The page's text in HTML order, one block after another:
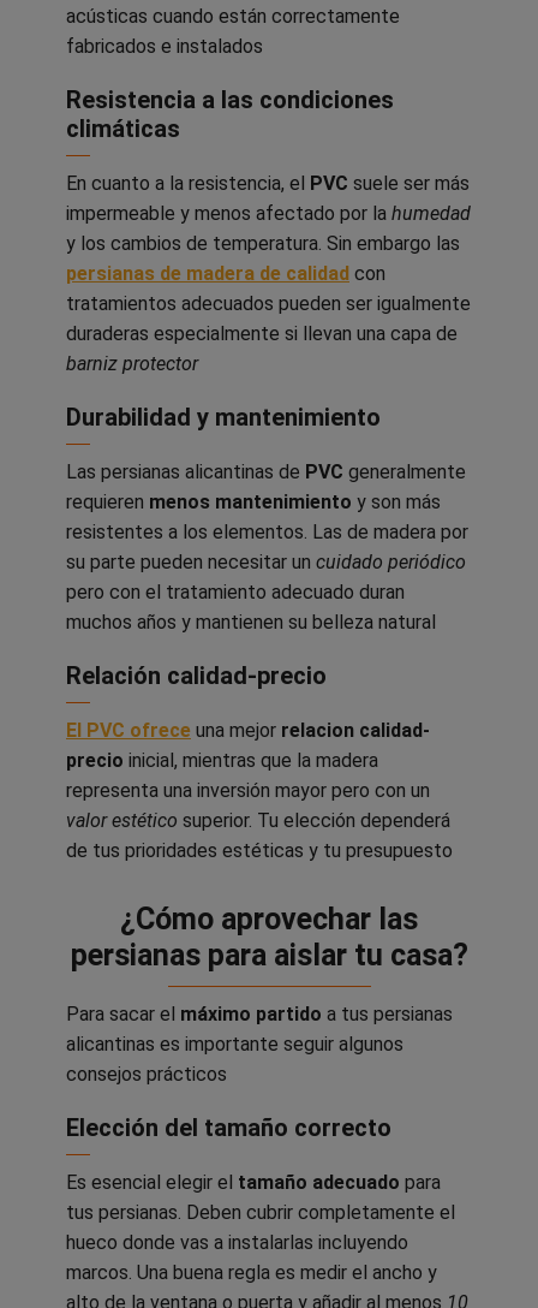
acústicas cuando están correctamente
fabricados e instalados
Resistencia a las condiciones
climáticas
En cuanto a la resistencia, el PVC suele ser más
impermeable y menos afectado por la humedad
y los cambios de temperatura. Sin embargo las
persianas de madera de calidad con
tratamientos adecuados pueden ser igualmente
duraderas especialmente si llevan una capa de
barniz protector
Durabilidad y mantenimiento
Las persianas alicantinas de PVC generalmente
requieren menos mantenimiento y son más
resistentes a los elementos. Las de madera por
su parte pueden necesitar un cuidado periódico
pero con el tratamiento adecuado duran
muchos años y mantienen su belleza natural
Relación calidad-precio
El PVC ofrece una mejor relacion calidad-
precio inicial, mientras que la madera
representa una inversión mayor pero con un
valor estético superior. Tu elección dependerá
de tus prioridades estéticas y tu presupuesto
¿Cómo aprovechar las
persianas para aislar tu casa?
Para sacar el máximo partido a tus persianas
alicantinas es importante seguir algunos
consejos prácticos
Elección del tamaño correcto
Es esencial elegir el tamaño adecuado para
tus persianas. Deben cubrir completamente el
hueco donde vas a instalarlas incluyendo
marcos. Una buena regla es medir el ancho y
alto de la ventana o puerta y añadir al menos 10